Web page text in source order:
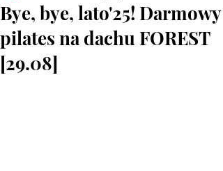
Bye, bye, lato'25! Darmowy
pilates na dachu FOREST
[29.08]